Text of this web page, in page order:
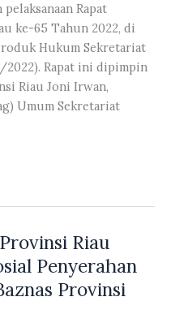
Rapat
ke-65 Tahun 2022, di
Hukum Sekretariat
2022). Rapat ini dipimpin
Riau Joni Irwan,
Umum Sekretariat
Riau
Penyerahan
Provinsi